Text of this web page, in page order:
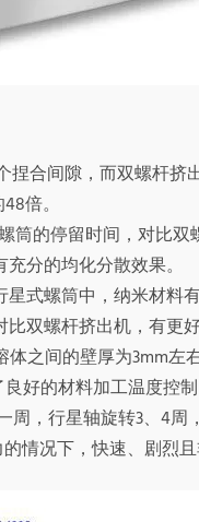
捏合间隙，而双螺杆
倍。
筒的停留时间，对比双
分的均化分散效果。
式螺筒中，纳米材料
双螺杆挤出机，有更好
之间的壁厚为3mm
好的材料加工温度控制
，行星轴旋转3、4
情况下，快速、剧烈